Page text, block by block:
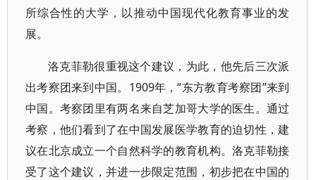
所综合性的大学，以推动中国现代化教育事业的发
展。
洛克菲勒很重视这个建议，为此，他先后三次派
出考察团来到中国。1909年，“东方教育考察团”来到
中国。考察团里有两名来自芝加哥大学的医生。通过
考察，他们看到了在中国发展医学教育的迫切性，建
议在北京成立一个自然科学的教育机构。洛克菲勒接
受了这个建议，并进一步限定范围，初步把在中国的